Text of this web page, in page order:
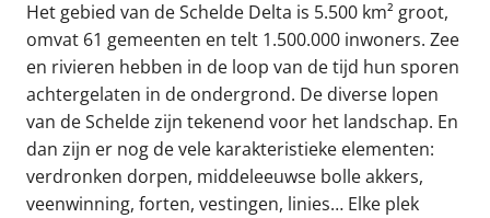
Het gebied van de Schelde Delta is 5.500 km² groot,
omvat 61 gemeenten en telt 1.500.000 inwoners. Zee
en rivieren hebben in de loop van de tijd hun sporen
achtergelaten in de ondergrond. De diverse lopen
van de Schelde zijn tekenend voor het landschap. En
dan zijn er nog de vele karakteristieke elementen:
verdronken dorpen, middeleeuwse bolle akkers,
veenwinning, forten, vestingen, linies… Elke plek